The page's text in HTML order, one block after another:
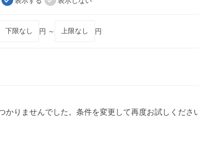
円 ～ 円
かりませんでした。条件を変更して再度お試しください